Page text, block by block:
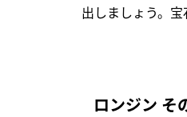
出しましょう。
ロンジン そ